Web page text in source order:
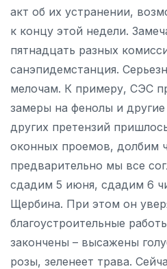
акт об их устранении,
к концу этой недели.
пятнадцать разных
санэпидемстанция.
мелочам. К примеру, СЭС
замеры на фенолы и
других претензий
оконных проемов, долбим
предварительно мы все
сдадим 5 июня, сдадим 6
Щербина. При этом он
благоустроительные
закончены – высажены
розы, зеленеет трава.